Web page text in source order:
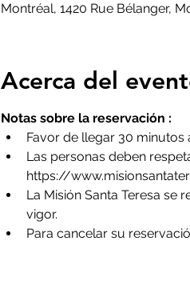
Montréal, 1420 Rue Bélanger,
Acerca del
Notas sobre la reservación :
Favor de llegar 30 minutos
Las personas deben
https://
La Misión Santa Teresa se
vigor.
Para cancelar su